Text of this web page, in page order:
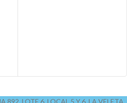
892, LOTE 6, LOCAL 5 Y 6, LA VELETA